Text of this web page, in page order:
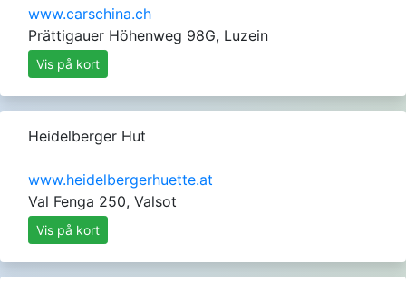
www.carschina.ch
Prättigauer Höhenweg 98G, Luzein
Vis på kort
Heidelberger Hut
www.heidelbergerhuette.at
Val Fenga 250, Valsot
Vis på kort